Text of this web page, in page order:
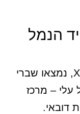
הנמל
לפי דיווחי התקשורת ופרסומים ב-X, נמצאו שברי
עלי – מרכז
דובאי.